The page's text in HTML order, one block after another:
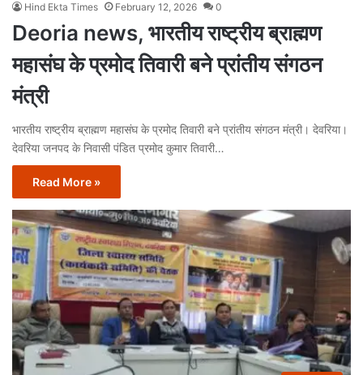
Hind Ekta Times February 12, 2026 0
Deoria news, भारतीय राष्ट्रीय ब्राह्मण
महासंघ के प्रमोद तिवारी बने प्रांतीय संगठन
मंत्री
भारतीय राष्ट्रीय ब्राह्मण महासंघ के प्रमोद तिवारी बने प्रांतीय संगठन मंत्री। देवरिया।
देवरिया जनपद के निवासी पंडित प्रमोद कुमार तिवारी…
Read More »